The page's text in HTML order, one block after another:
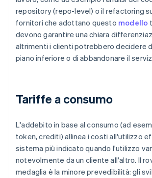
repository (repo-level) o il refactoring
fornitori che adottano questo modello
devono garantire una chiara
altrimenti i clienti potrebbero decidere
piano inferiore o di abbandonare il
Tariffe a consumo
L'addebito in base al consumo (ad
token, crediti) allinea i costi all'utilizzo
sistema più indicato quando l'utilizzo
notevolmente da un cliente all'altro. Il
medaglia è la minore prevedibilità: gli